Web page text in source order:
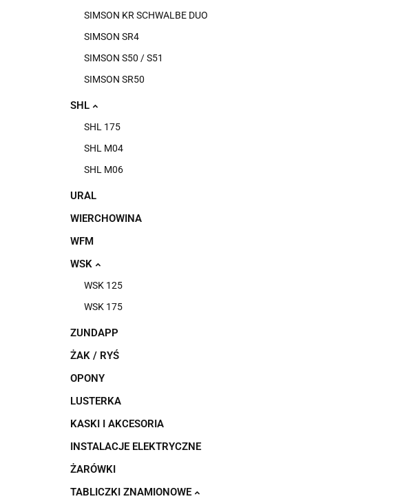
SIMSON KR SCHWALBE DUO
SIMSON SR4
SIMSON S50 / S51
SIMSON SR50
SHL
SHL 175
SHL M04
SHL M06
URAL
WIERCHOWINA
WFM
WSK
WSK 125
WSK 175
ZUNDAPP
ŻAK / RYŚ
OPONY
LUSTERKA
KASKI I AKCESORIA
INSTALACJE ELEKTRYCZNE
ŻARÓWKI
TABLICZKI ZNAMIONOWE